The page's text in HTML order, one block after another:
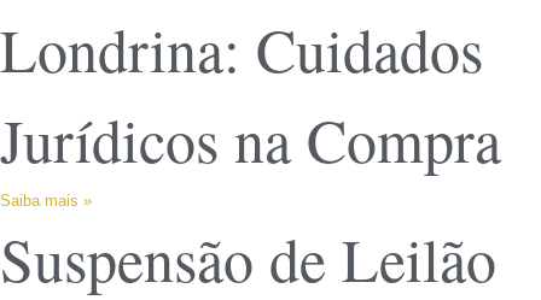
Londrina: Cuidados
Jurídicos na Compra
Saiba mais »
Suspensão de Leilão